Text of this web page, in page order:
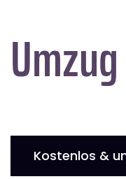
Kostenlos &